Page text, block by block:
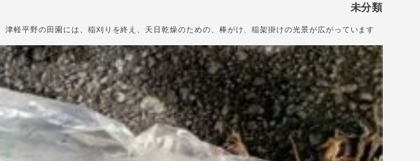
未分類
軽平野の田園には、稲刈りを終え、天日乾燥のための、棒がけ、稲架掛けの光景が広がっています